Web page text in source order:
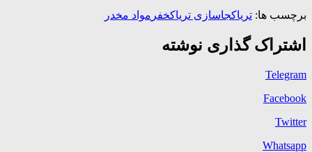
برچسب ها: تریاکجاسازی تریاکخفر مواد مخدر
اشتراک گذاری نوشته
Telegram
Facebook
Twitter
Whatsapp